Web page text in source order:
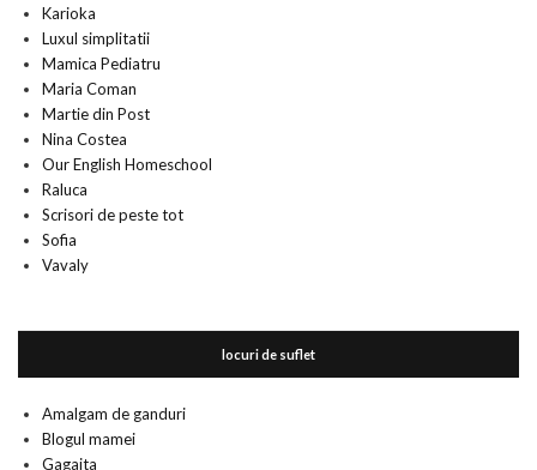
Karioka
Luxul simplitatii
Mamica Pediatru
Maria Coman
Martie din Post
Nina Costea
Our English Homeschool
Raluca
Scrisori de peste tot
Sofia
Vavaly
locuri de suflet
Amalgam de ganduri
Blogul mamei
Gagaita